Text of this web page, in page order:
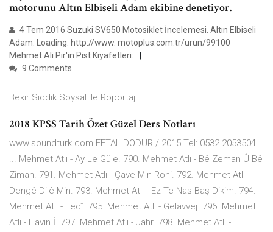
motorunu Altın Elbiseli Adam ekibine denetiyor.
4 Tem 2016 Suzuki SV650 Motosiklet İncelemesi. Altın Elbiseli
Adam. Loading. http://www. motoplus.com.tr/urun/99100
Mehmet Ali Pir'in Pist Kıyafetleri:
9 Comments
Bekir Sıddık Soysal ile Röportaj
2018 KPSS Tarih Özet Güzel Ders Notları
www.soundturk.com EFTAL DODUR / 2015 Tel: 0532 2053504
... Mehmet Atlı - Ay Le Güle. 790. Mehmet Atlı - Bê Zeman Û Bê
Ziman. 791. Mehmet Atlı - Çave Mın Roni. 792. Mehmet Atlı -
Dengê Dilê Min. 793. Mehmet Atlı - Ez Te Nas Baş Dikim. 794.
Mehmet Atlı - Fedî. 795. Mehmet Atlı - Gelavvej. 796. Mehmet
Atlı - Havin İ. 797. Mehmet Atlı - Jahr. 798. Mehmet Atlı - …